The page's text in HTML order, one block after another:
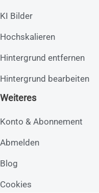
KI Bilder
Hochskalieren
Hintergrund entfernen
Hintergrund bearbeiten
Weiteres
Konto & Abonnement
Abmelden
Blog
Cookies